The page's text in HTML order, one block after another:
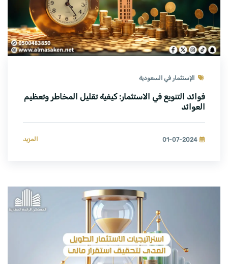
الإستثمار في السعودية
فوائد التنويع في الاستثمار: كيفية تقليل المخاطر وتعظيم
العوائد
01-07-2024 المزيد